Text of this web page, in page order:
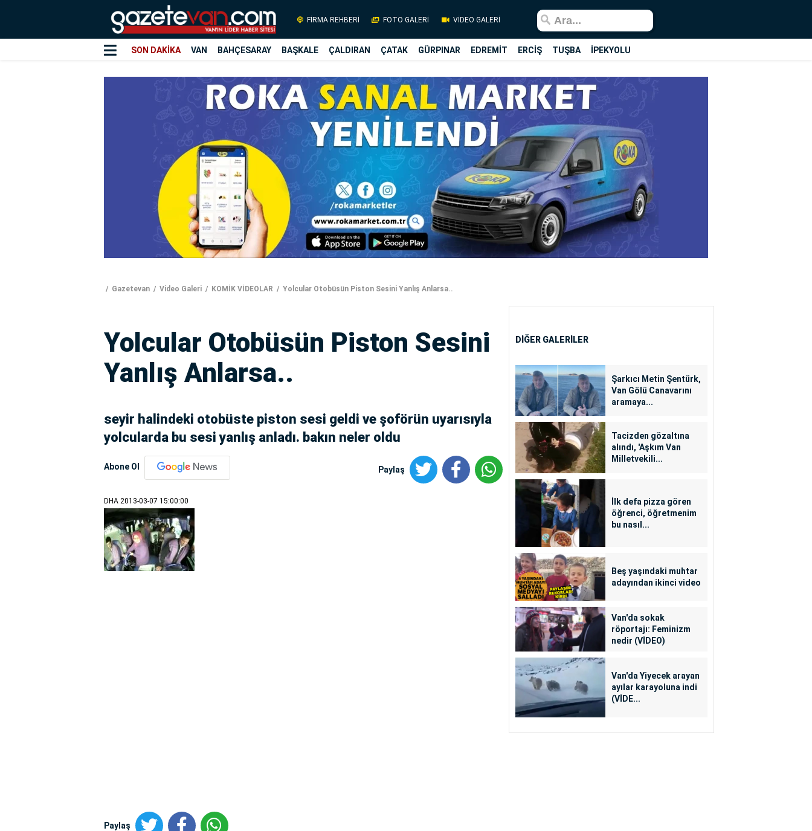
FİRMA REHBERİ FOTO GALERİ VİDEO GALERİ
SON DAKİKA VAN BAHÇESARAY BAŞKALE ÇALDIRAN ÇATAK GÜRPINAR EDREMİT ERCİŞ TUŞBA İPEKYOLU
Gazetevan Video Galeri KOMİK VİDEOLAR Yolcular Otobüsün Piston Sesini Yanlış Anlarsa..
Yolcular Otobüsün Piston Sesini
Yanlış Anlarsa..
seyir halindeki otobüste piston sesi geldi ve şoförün uyarısıyla
yolcularda bu sesi yanlış anladı. bakın neler oldu
Abone Ol Paylaş
DHA 2013-03-07 15:00:00
Paylaş
DİĞER GALERİLER
Şarkıcı Metin Şentürk,
Van Gölü Canavarını
aramaya...
Tacizden gözaltına
alındı, 'Aşkım Van
Milletvekili...
İlk defa pizza gören
öğrenci, öğretmenim
bu nasıl...
Beş yaşındaki muhtar
adayından ikinci video
Van'da sokak
röportajı: Feminizm
nedir (VİDEO)
Van'da Yiyecek arayan
ayılar karayoluna indi
(VİDE...